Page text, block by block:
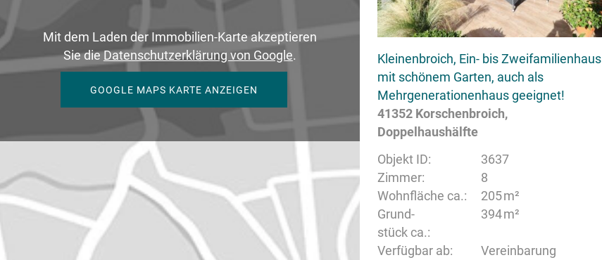
Mit dem Laden der Immobilien-Karte akzeptieren
Sie dieDatenschutzerklärung von Google.
GOOGLE MAPS KARTE ANZEIGEN
Kleinenbroich, Ein- bis Zweifamilienhaus
mit schönem Garten, auch als
Mehrgenerationenhaus geeignet!
41352 Korschenbroich,
Doppelhaushälfte
Objekt ID:
3637
Zimmer:
8
Wohnfläche ca.:
205 m²
Grund­
stück ca.:
394 m²
Verfügbar ab:
Vereinbarung